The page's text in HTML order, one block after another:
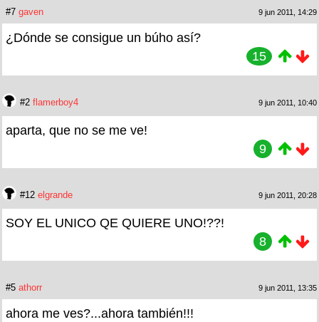
#7 gaven 9 jun 2011, 14:29
¿Dónde se consigue un búho así?
15
#2 flamerboy4 9 jun 2011, 10:40
aparta, que no se me ve!
9
#12 elgrande 9 jun 2011, 20:28
SOY EL UNICO QE QUIERE UNO!??!
8
#5 athorr 9 jun 2011, 13:35
ahora me ves?...ahora también!!!